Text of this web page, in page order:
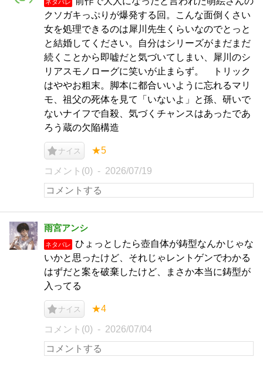
ネタバレ
クソガキっぷりが爆発する回。こんな面倒くさい
女を処理できるのは犀川先生くらいなのでとっと
と結婚してください。自分はシリーズがまだまだ
続くことから即嘘だと気づいてしまい、犀川のシ
リアスモノローグに笑いが止まらず。 トリック
はややお粗末。脚本に都合いいように忘れるマリ
モ、祖父の死体を見て「いないよ」と孫、研いで
ないナイフで自殺、気づくチャンスはあったであ
ろう蔵の欠陥構造
ナイス ★5
コメント(0) 2026/07/19
雨宮アンシ
ネタバレ
ひょっとしたら壺自体が鋳型なんかじゃな
いかと思ったけど、それじゃレントゲンでわかる
はずだと案を破棄したけど、まさか本当に鋳型が
入ってる
ナイス ★4
コメント(0) 2026/07/04